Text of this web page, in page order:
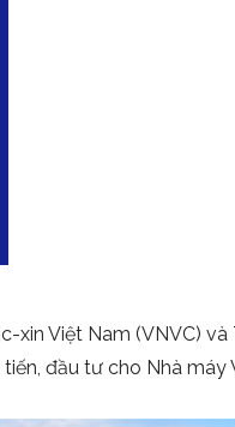
xin Việt Nam (VNVC)
đầu tư cho Nhà máy